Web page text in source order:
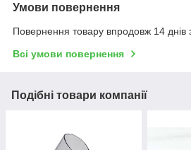
Умови повернення
Повернення товару впродовж 14 днів
Всі умови повернення
Подібні товари компанії